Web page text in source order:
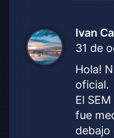
Ivan
31 de
Hola!
oficial.
El
fue
debajo